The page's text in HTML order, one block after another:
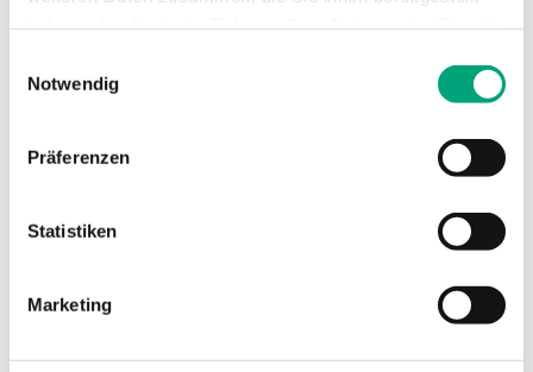
Notwendig
Präferenzen
Statistiken
Marketing
1800 N